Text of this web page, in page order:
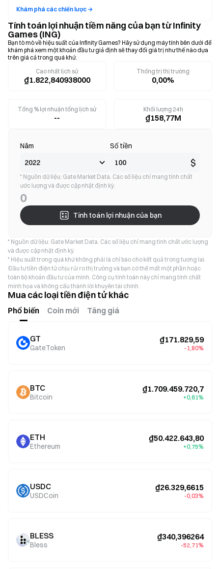
Khám phá các chiến lược →
Tính toán lợi nhuận tiềm năng của bạn từ Infinity
Games (ING)
Bạn tò mò về hiệu suất của Infinity Games? Hãy sử dụng máy tính bên dưới để
khám phá xem một khoản đầu tư giả định sẽ thay đổi giá trị như thế nào dựa
trên giá cả trong quá khứ.
Cao nhất lịch sử
₫1.822,840938000
Thống trị thị trường
0,00%
Tổng % lợi nhuận tổng lịch sử
--
Khối lượng 24h
₫158,77M
Năm Số tiền
$
* Nguồn dữ liệu: Gate Market Data. Các số liệu chỉ mang tính chất
ước lượng và được cập nhật định kỳ.
0
Tính toán lợi nhuận của bạn
* Nguồn dữ liệu: Gate Market Data. Các số liệu chỉ mang tính chất ước lượng
và được cập nhật định kỳ.
* Hiệu suất trong quá khứ không phải là chỉ báo cho kết quả trong tương lai.
Đầu tư tiền điện tử chịu rủi ro thị trường và bạn có thể mất một phần hoặc
toàn bộ khoản đầu tư của mình. Công cụ tính toán này chỉ mang tính chất
minh họa và không cấu thành lời khuyên tài chính.
Mua các loại tiền điện tử khác
Phổ biến Coin mới Tăng giá
GT
GateToken
₫171.829,59
-1,80%
BTC
Bitcoin
₫1.709.459.720,7
+0,61%
ETH
Ethereum
₫50.422.643,80
+0,75%
USDC
USDCoin
₫26.329,6615
-0,03%
BLESS
Bless
₫340,396264
-52,71%